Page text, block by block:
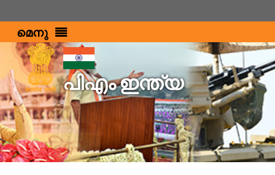
മെനു
പിഎം ഇന്ത്യ